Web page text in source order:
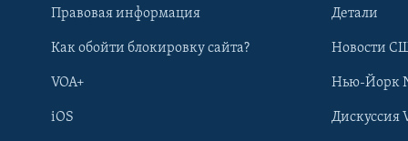
Правовая информация
Как обойти блокировку сайта?
VOA+
iOS
Детали
Новости
Нью-Йорк
Дискуссия